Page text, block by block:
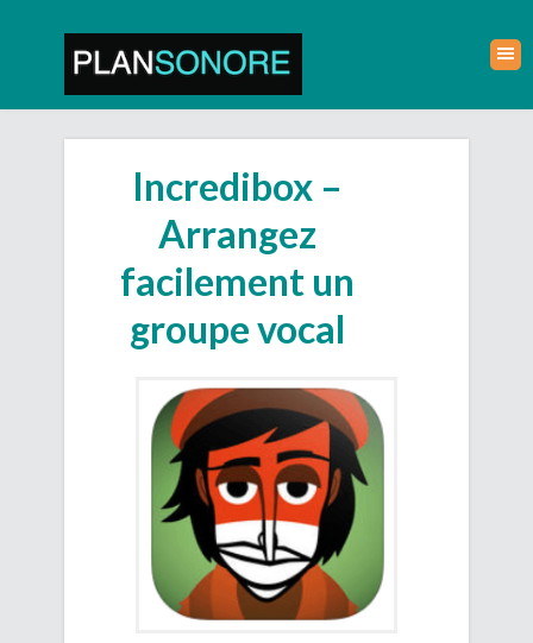
Incredibox –
Arrangez
facilement un
groupe vocal